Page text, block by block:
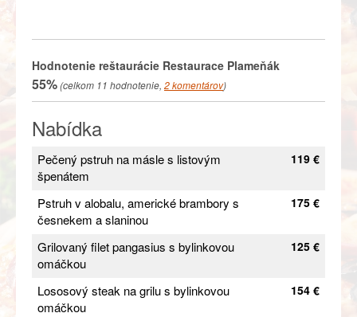
Hodnotenie reštaurácie Restaurace Plameňák
55%(celkom 11 hodnotenie, 2komentárov)
Nabídka
Pečený pstruh na másle s listovým
špenátem
119 €
Pstruh v alobalu, americké brambory s
česnekem a slaninou
175 €
Grilovaný filet pangasius s bylinkovou
omáčkou
125 €
Lososový steak na grilu s bylinkovou
omáčkou
154 €